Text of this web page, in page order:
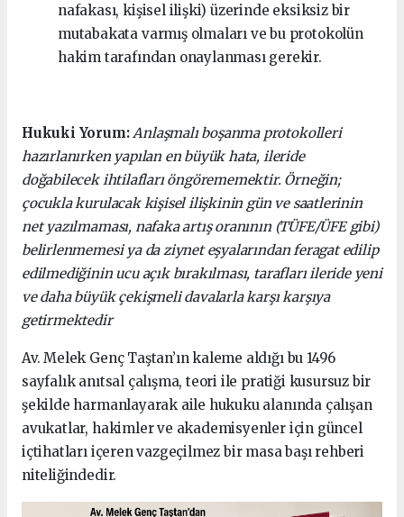
nafakası, kişisel ilişki) üzerinde eksiksiz bir
mutabakata varmış olmaları ve bu protokolün
hakim tarafından onaylanması gerekir.
Hukuki Yorum: Anlaşmalı boşanma protokolleri
hazırlanırken yapılan en büyük hata, ileride
doğabilecek ihtilafları öngörememektir. Örneğin;
çocukla kurulacak kişisel ilişkinin gün ve saatlerinin
net yazılmaması, nafaka artış oranının (TÜFE/ÜFE gibi)
belirlenmemesi ya da ziynet eşyalarından feragat edilip
edilmediğinin ucu açık bırakılması, tarafları ileride yeni
ve daha büyük çekişmeli davalarla karşı karşıya
getirmektedir
Av. Melek Genç Taştan’ın kaleme aldığı bu 1496
sayfalık anıtsal çalışma, teori ile pratiği kusursuz bir
şekilde harmanlayarak aile hukuku alanında çalışan
avukatlar, hakimler ve akademisyenler için güncel
içtihatları içeren vazgeçilmez bir masa başı rehberi
niteliğindedir.